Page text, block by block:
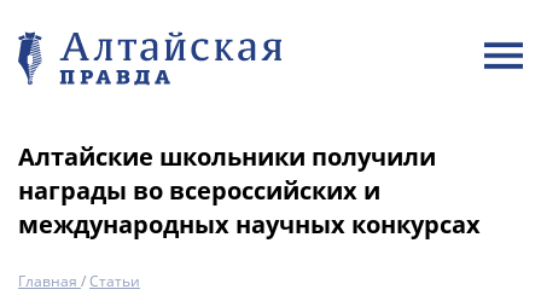
Алтайские школьники получили
награды во всероссийских и
международных научных конкурсах
Главная /Статьи